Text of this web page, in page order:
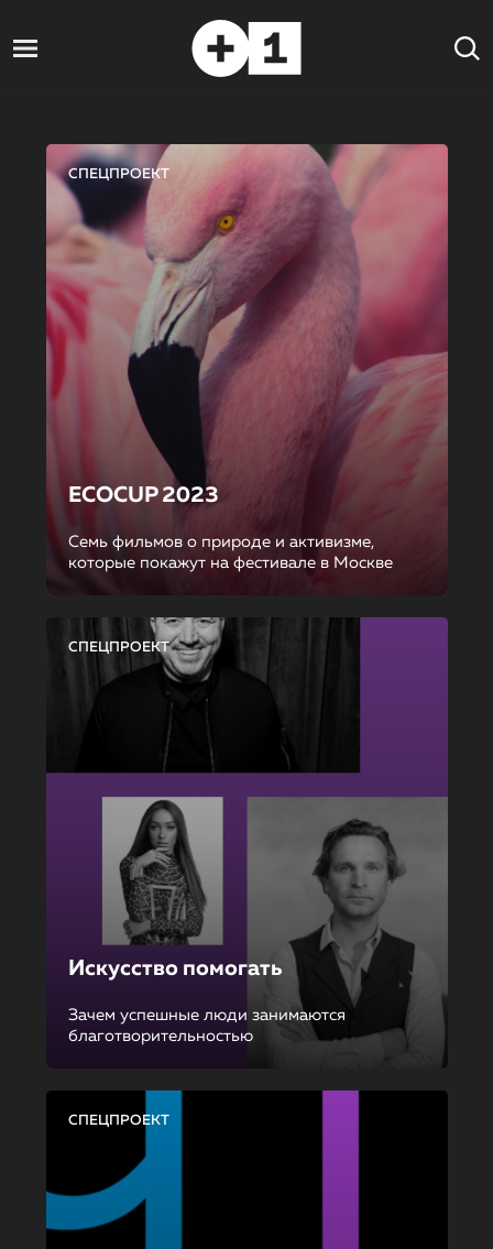
СПЕЦПРОЕКТ
ECOCUP 2023
Семь фильмов о природе и активизме,
которые покажут на фестивале в Москве
СПЕЦПРОЕКТ
Искусство помогать
Зачем успешные люди занимаются
благотворительностью
СПЕЦПРОЕКТ